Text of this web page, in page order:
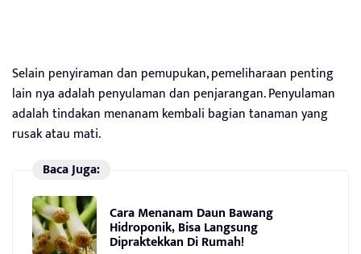
Selain penyiraman dan pemupukan, pemeliharaan penting
lain nya adalah penyulaman dan penjarangan. Penyulaman
adalah tindakan menanam kembali bagian tanaman yang
rusak atau mati.
Baca Juga:
Cara Menanam Daun Bawang
Hidroponik, Bisa Langsung
Dipraktekkan Di Rumah!